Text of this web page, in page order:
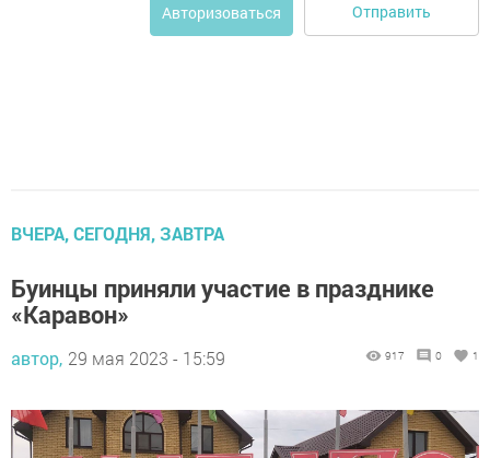
Авторизоваться Отправить
ВЧЕРА, СЕГОДНЯ, ЗАВТРА
Буинцы приняли участие в празднике
«Каравон»
автор, 29 мая 2023 - 15:59 917 0 1